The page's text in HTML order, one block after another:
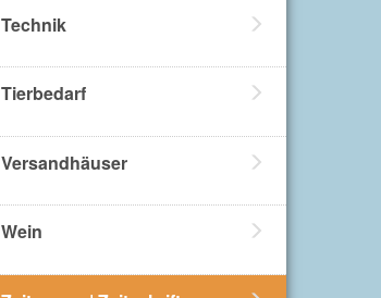
Technik
Tierbedarf
Versandhäuser
Wein